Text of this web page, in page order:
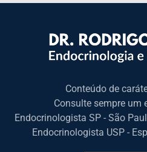
Conteúdo de
Consulte sempre um
Endocrinologista SP - São
Endocrinologista USP -